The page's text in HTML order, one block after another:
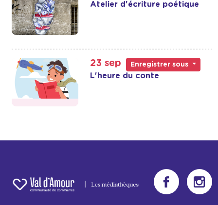
Atelier d'écriture poétique
23 sep Enregistrer sous
L'heure du conte